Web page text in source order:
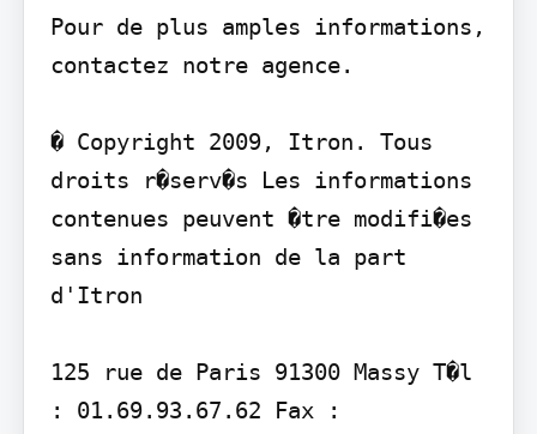
Pour de plus amples informations,
contactez notre agence.
� Copyright 2009, Itron. Tous
droits r�serv�s Les informations
contenues peuvent �tre modifi�es
sans information de la part
d'Itron
125 rue de Paris 91300 Massy T�l
: 01.69.93.67.62 Fax :